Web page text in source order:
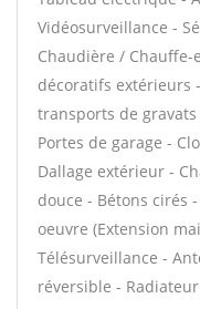
Vidéosurveillance -
Chaudière / Chauffe-
décoratifs extérieurs
transports de
Portes de garage -
Dallage extérieur -
douce - Bétons cirés
oeuvre (Extension
Télésurveillance -
réversible -